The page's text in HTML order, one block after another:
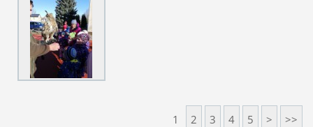
1 2 3 4 5 > >>